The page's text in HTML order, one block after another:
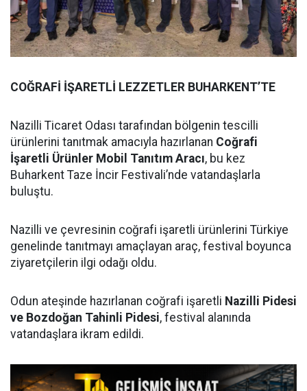
COĞRAFİ İŞARETLİ LEZZETLER BUHARKENT’TE
Nazilli Ticaret Odası tarafından bölgenin tescilli
ürünlerini tanıtmak amacıyla hazırlanan Coğrafi
İşaretli Ürünler Mobil Tanıtım Aracı, bu kez
Buharkent Taze İncir Festivali’nde vatandaşlarla
buluştu.
Nazilli ve çevresinin coğrafi işaretli ürünlerini Türkiye
genelinde tanıtmayı amaçlayan araç, festival boyunca
ziyaretçilerin ilgi odağı oldu.
Odun ateşinde hazırlanan coğrafi işaretli Nazilli Pidesi
ve Bozdoğan Tahinli Pidesi, festival alanında
vatandaşlara ikram edildi.